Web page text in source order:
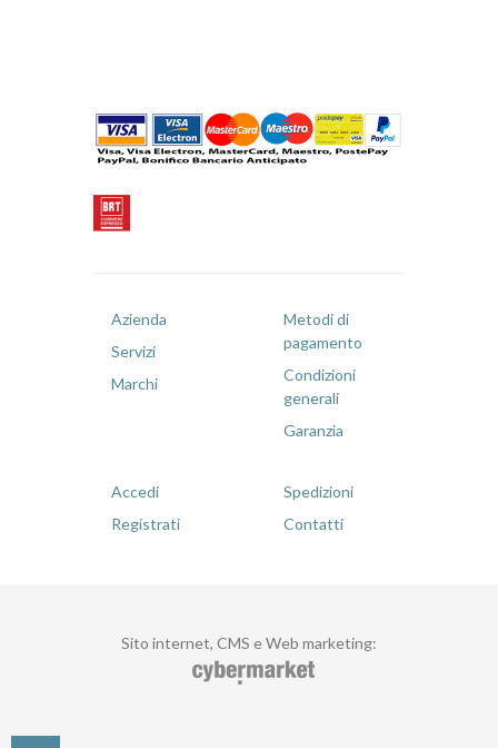
Azienda
Servizi
Marchi
Metodi di
pagamento
Condizioni
generali
Garanzia
Accedi
Registrati
Spedizioni
Contatti
Sito internet, CMS e Web marketing: